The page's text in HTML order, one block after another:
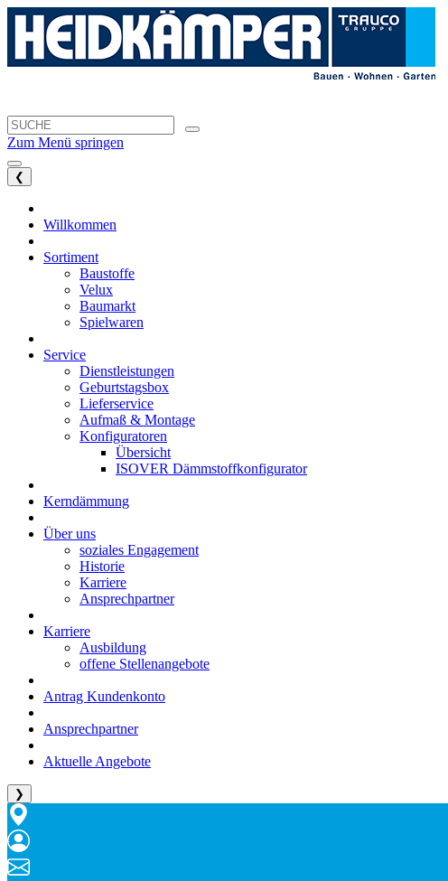
Zum Menü springen
❮
Willkommen
Sortiment
Baustoffe
Velux
Baumarkt
Spielwaren
Service
Dienstleistungen
Geburtstagsbox
Lieferservice
Aufmaß & Montage
Konfiguratoren
Übersicht
ISOVER Dämmstoffkonfigurator
Kerndämmung
Über uns
soziales Engagement
Historie
Karriere
Ansprechpartner
Karriere
Ausbildung
offene Stellenangebote
Antrag Kundenkonto
Ansprechpartner
Aktuelle Angebote
❯